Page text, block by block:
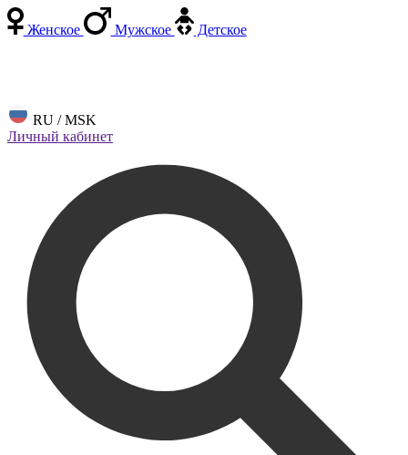
Женское Мужское Детское
RU / MSK
Личный кабинет